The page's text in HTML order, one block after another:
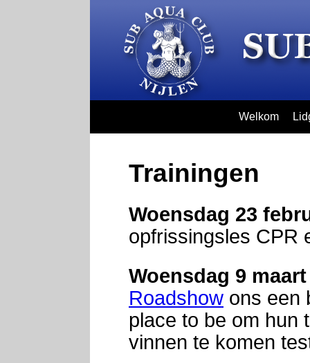
Welkom
Trainingen
Woensdag 23
opfrissingsles CPR
Woensdag 9 maart
Roadshow ons een
place to be om hun
vinnen te komen